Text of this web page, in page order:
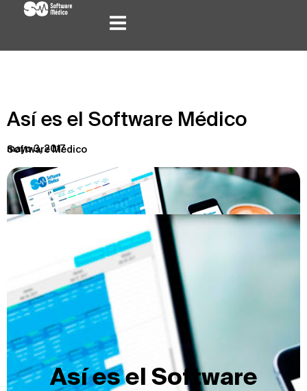
Así es el Software Médico
mayo 3, 2017
Software Médico
Así es el Software